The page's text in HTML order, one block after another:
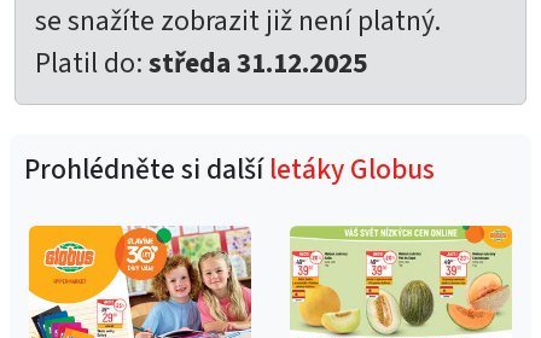
se snažíte zobrazit již není platný.
Platil do:středa 31.12.2025
Prohlédněte si dalšíletáky Globus